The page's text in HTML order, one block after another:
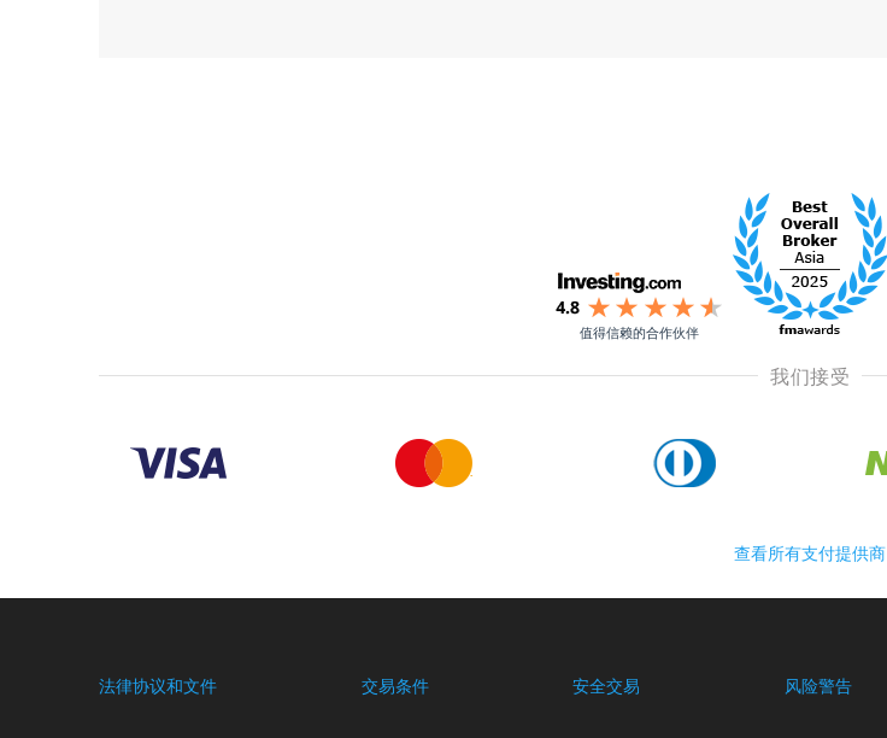
值得信赖的合作伙伴
我们接受
查看所有支付提供商
法律协议和文件 交易条件 安全交易 风险警告